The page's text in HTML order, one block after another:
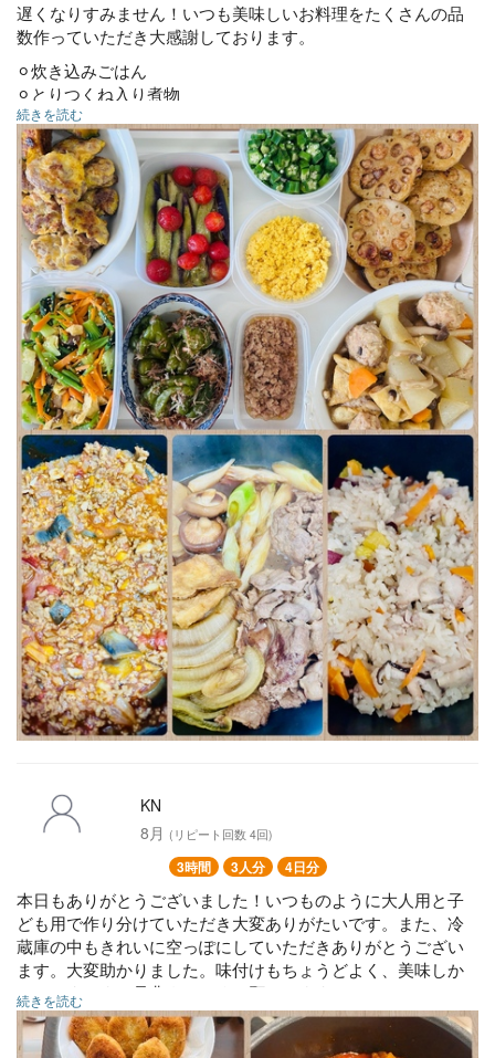
遅くなりすみません！いつも美味しいお料理をたくさんの品
数作っていただき大感謝しております。
⚪︎炊き込みごはん
⚪︎とりつくね入り煮物
⚪︎野菜たっぷりミートソース
⚪︎蓮根の肉詰め
⚪︎すき焼き
⚪︎ポークピカタ
⚪︎小松菜ナムル
⚪︎もやしツナ辛子あえ
⚪︎丸ごとピーマンおかかあえ
⚪︎ポテトバター醤油いため
⚪︎ナスのマリネ
⚪︎炒り卵
⚪︎とりそぼろ
続きを読む
KN
8月 (リピート回数 4回)
3時間 3人分 4日分
本日もありがとうございました！いつものように大人用と子
ども用で作り分けていただき大変ありがたいです。また、冷
蔵庫の中もきれいに空っぽにしていただきありがとうござい
ます。大変助かりました。味付けもちょうどよく、美味しか
ったです。また是非よろしくお願いします。
⚪︎牛肉トマト煮込み
⚪︎しそつくね
続きを読む